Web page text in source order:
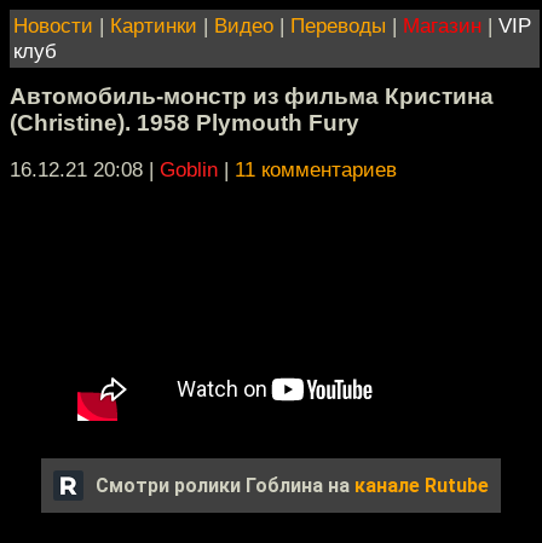
Новости | Картинки | Видео | Переводы | Магазин | VIP
клуб
Автомобиль-монстр из фильма Кристина
(Christine). 1958 Plymouth Fury
16.12.21 20:08 | Goblin | 11 комментариев
Смотри ролики Гоблина на канале Rutube